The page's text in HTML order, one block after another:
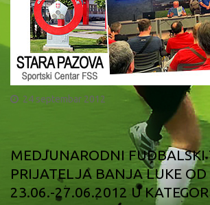
24 septembar 2012
MEDJUNARODNI FUDBALSKI
PRIJATELJA BANJA LUKE OD
23.06.-27.06.2012 U